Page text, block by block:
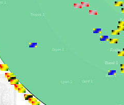
Genf 1
Lyon 1
Bern 1
Basel 1
Troyes 1
Le Mans 1
Dijon 1